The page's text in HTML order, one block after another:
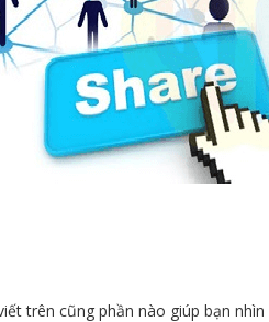
trên cũng phần nào giúp bạn